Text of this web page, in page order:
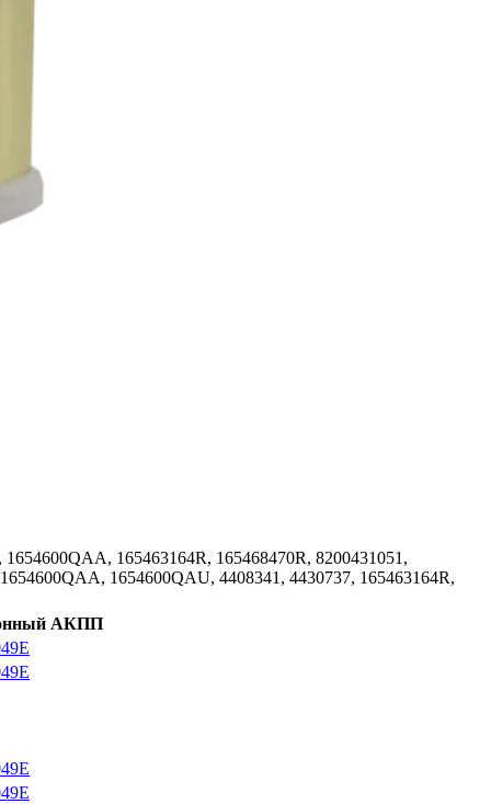
165463164R, 165468470R, 8200431051,
1654600QAU, 4408341, 4430737, 165463164R,
АКПП